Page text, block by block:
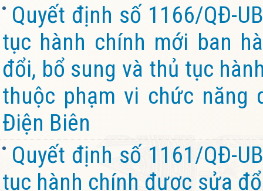
Quyết định số 1166/QĐ-
tục hành chính mới ban
đổi, bổ sung và thủ tục
thuộc phạm vi chức năng
Điện Biên
Quyết định số 1161/QĐ-
tục hành chính được sửa